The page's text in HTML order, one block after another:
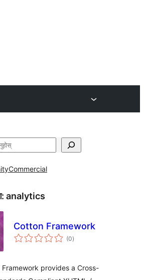
Commercial
analytics
Cotton Framework
(0कुल
रेटिङ्गहरू
)
provides a Cross-